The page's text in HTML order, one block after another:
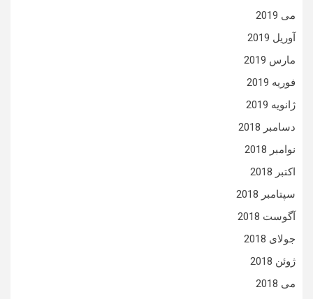
می 2019
آوریل 2019
مارس 2019
فوریه 2019
ژانویه 2019
دسامبر 2018
نوامبر 2018
اکتبر 2018
سپتامبر 2018
آگوست 2018
جولای 2018
ژوئن 2018
می 2018